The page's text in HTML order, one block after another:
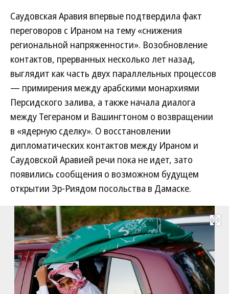
Саудовская Аравия впервые подтвердила факт
переговоров с Ираном на тему «снижения
региональной напряженности». Возобновление
контактов, прерванных несколько лет назад,
выглядит как часть двух параллельных процессов
— примирения между арабскими монархиями
Персидского залива, а также начала диалога
между Тегераном и Вашингтоном о возвращении
в «ядерную сделку». О восстановлении
дипломатических контактов между Ираном и
Саудовской Аравией речи пока не идет, зато
появились сообщения о возможном будущем
открытии Эр-Риядом посольства в Дамаске.
Развернуть